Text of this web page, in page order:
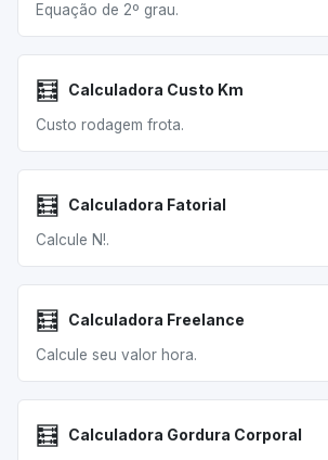
Equação de 2º grau.
🧮 Calculadora Custo Km
Custo rodagem frota.
🧮 Calculadora Fatorial
Calcule N!.
🧮 Calculadora Freelance
Calcule seu valor hora.
🧮 Calculadora Gordura Corporal